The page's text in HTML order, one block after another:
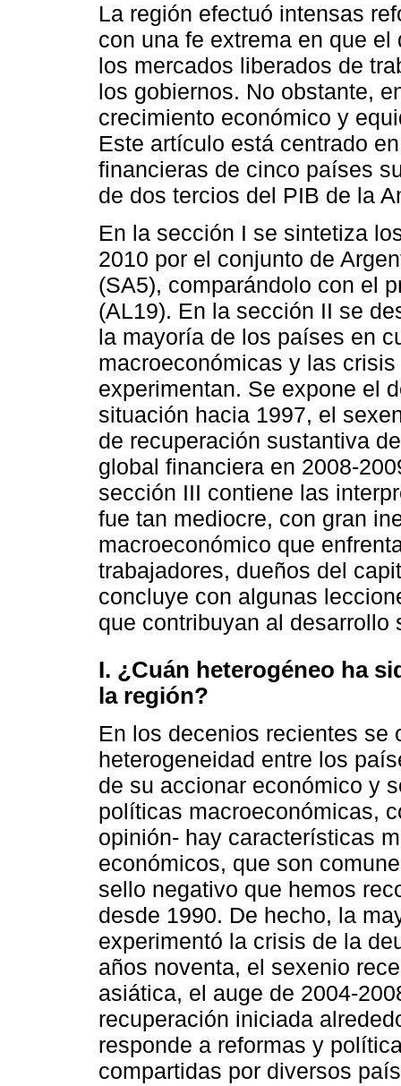
La región efectuó intensas
con una fe extrema en que
los mercados liberados de
los gobiernos. No obstante,
crecimiento económico y
Este artículo está centrado
financieras de cinco países
de dos tercios del PIB de la
En la sección I se sintetiza
2010 por el conjunto de
(SA5), comparándolo con el
(AL19). En la sección II se
la mayoría de los países en
macroeconómicas y las
experimentan. Se expone el
situación hacia 1997, el
de recuperación sustantiva
global financiera en 2008-
sección III contiene las
fue tan mediocre, con gran
macroeconómico que
trabajadores, dueños del
concluye con algunas
que contribuyan al desarrollo
I. ¿Cuán heterogéneo ha
la región?
En los decenios recientes se
heterogeneidad entre los
de su accionar económico y
políticas macroeconómicas,
opinión- hay características
económicos, que son
sello negativo que hemos
desde 1990. De hecho, la
experimentó la crisis de la
años noventa, el sexenio
asiática, el auge de 2004-
recuperación iniciada
responde a reformas y
compartidas por diversos